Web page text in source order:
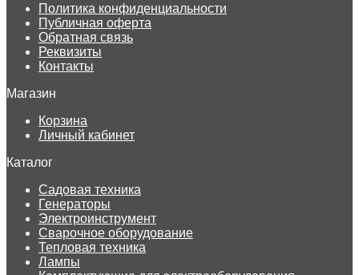
Политика конфиденциальности
Публичная оферта
Обратная связь
Реквизиты
Контакты
Магазин
Корзина
Личный кабинет
Каталог
Садовая техника
Генераторы
Электроинструмент
Сварочное оборудование
Тепловая техника
Лампы